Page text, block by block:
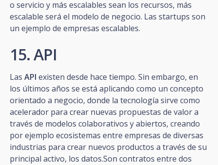
o servicio y más escalables sean los recursos, más
escalable será el modelo de negocio. Las startups son
un ejemplo de empresas escalables.
15. API
Las API existen desde hace tiempo. Sin embargo, en
los últimos años se está aplicando como un concepto
orientado a negocio, donde la tecnología sirve como
acelerador para crear nuevas propuestas de valor a
través de modelos colaborativos y abiertos, creando
por ejemplo ecosistemas entre empresas de diversas
industrias para crear nuevos productos a través de su
principal activo, los datos.Son contratos entre dos